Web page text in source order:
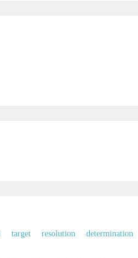
target resolution determination